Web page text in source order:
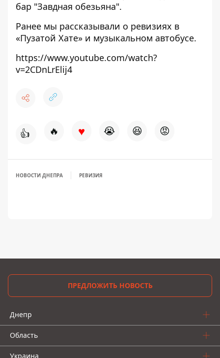
бар "Завдная обезьяна".
Ранее мы рассказывали о ревизиях в
«Пузатой Хате» и музыкальном автобусе.
https://www.youtube.com/watch?
v=2CDnLrElij4
👍 🔥 ♥ 😭 😆 😡
НОВОСТИ ДНЕПРА РЕВИЗИЯ
ПРЕДЛОЖИТЬ НОВОСТЬ
Днепр
Область
Украина